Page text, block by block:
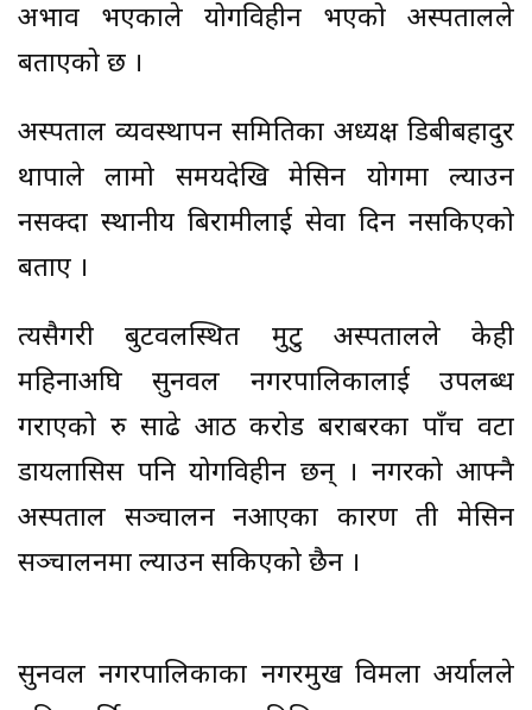
अभाव भएकाले प्रयोगविहीन भएको अस्पतालले
बताएको छ ।
अस्पताल व्यवस्थापन समितिका अध्यक्ष डिबीबहादुर
थापाले लामो समयदेखि मेसिन प्रयोगमा ल्याउन
नसक्दा स्थानीय बिरामीलाई सेवा दिन नसकिएको
बताए ।
त्यसैगरी बुटवलस्थित मुटु अस्पतालले केही
महिनाअघि सुनवल नगरपालिकालाई उपलब्ध
गराएको रु साढे आठ करोड बराबरका पाँच वटा
डायलासिस पनि प्रयोगविहीन छन् । नगरको आफ्नै
अस्पताल सञ्चालन नआएका कारण ती मेसिन
सञ्चालनमा ल्याउन सकिएको छैन ।
सुनवल नगरपालिकाका नगरप्रमुख विमला अर्यालले